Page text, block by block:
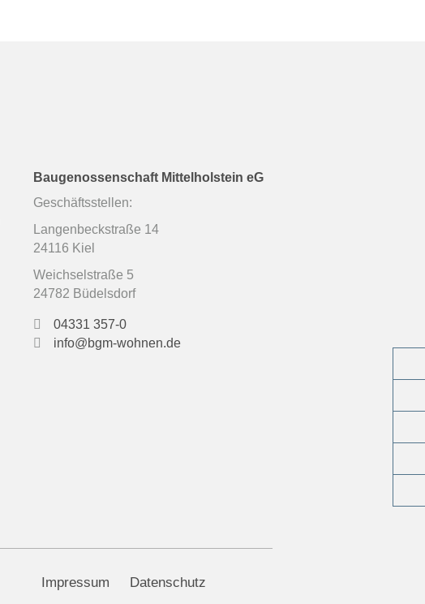
Baugenossenschaft Mittelholstein eG
Geschäftsstellen:
Langenbeckstraße 14
24116 Kiel
Weichselstraße 5
24782 Büdelsdorf
04331 357-0
info@bgm-wohnen.de
Impressum Datenschutz